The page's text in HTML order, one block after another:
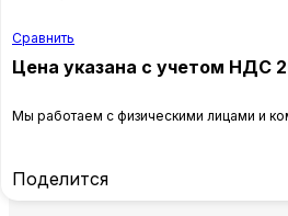
Сравнить
Цена указана с учетом НДС
Мы работаем с физическими лицами и
Поделится